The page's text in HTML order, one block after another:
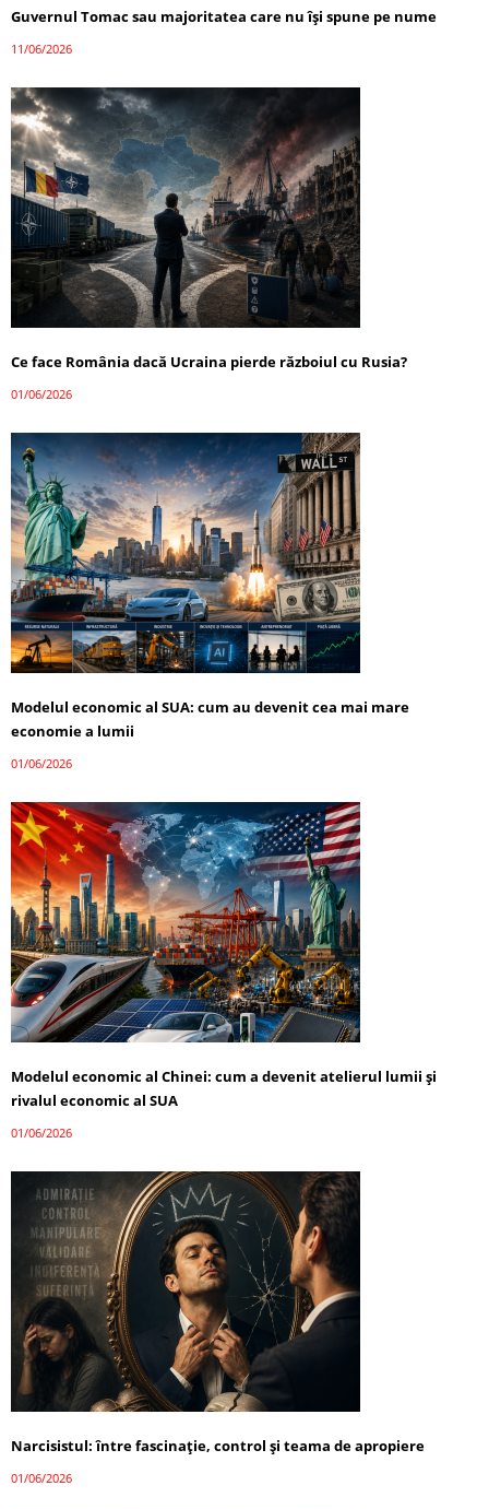
Guvernul Tomac sau majoritatea care nu își spune pe nume
11/06/2026
Ce face România dacă Ucraina pierde războiul cu Rusia?
01/06/2026
Modelul economic al SUA: cum au devenit cea mai mare
economie a lumii
01/06/2026
Modelul economic al Chinei: cum a devenit atelierul lumii și
rivalul economic al SUA
01/06/2026
Narcisistul: între fascinație, control și teama de apropiere
01/06/2026